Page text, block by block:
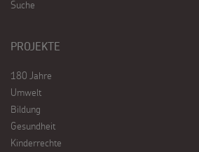
Suche
PROJEKTE
180 Jahre
Umwelt
Bildung
Gesundheit
Kinderrechte